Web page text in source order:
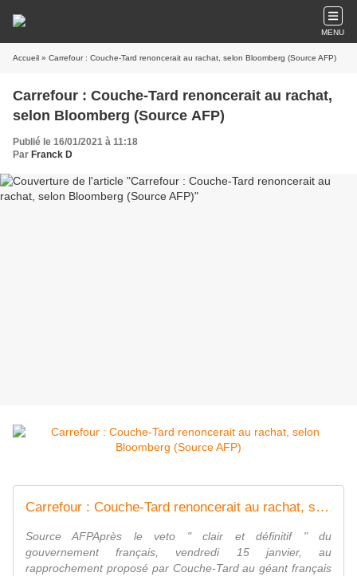
MENU
Accueil » Carrefour : Couche-Tard renoncerait au rachat, selon Bloomberg (Source AFP)
Carrefour : Couche-Tard renoncerait au rachat,
selon Bloomberg (Source AFP)
Publié le 16/01/2021 à 11:18
Par Franck D
Carrefour : Couche-Tard renoncerait au rachat, selon Bloomberg
Source AFPAprès le veto " clair et définitif " du
gouvernement français, vendredi 15 janvier, au
rapprochement proposé par Couche-Tard au géant français